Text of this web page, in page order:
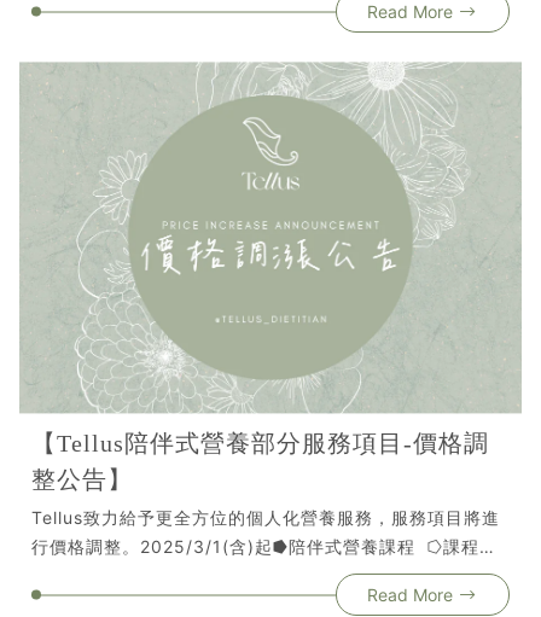
會把 iPhone 17 Pro、Apple Watch、AirPods Pro 3 等
在 2025/12/01~2025/12/31 購買課程，不論新約/續約皆
可獲得抽獎券✅ 營養課程🔸1個月 (1張)🔸2個月 (2張)🔸
3個月 (4張)🔸續約4個月 (5張)🔸活動期間限一人購置一張
合約🎉 抽獎日期 2026/01/02 (五) 晚上9點📍Movewell
安平館-官方FaceBook直播抽獎，不見不散！🎁 領獎期
限 收到中獎通知後，需於2026/02/02 (一)前完成領取 (含
課程獎項之合約簽署)立即預約體驗，把握最後一波中獎機會
👈⎯ ⎯ ⎯ ⎯Tellus陪伴式營養⎯ ⎯ ⎯ ⎯國考營養師一對一指
導，吃出健康與自信📍 營養師一對一課程｜線上視訊｜實
體門市📍 台南市南區西門路一段300巷50號⚠該活動注意
事項⚠1. 摸彩券須投入抽獎箱，對獎聯請妥善保管2. 抽獎將
於Movewell安平館-官方FaceBook直播3. 直播後公布得獎
名單，5個工作天內電話通知4. 領獎須出示身分證與對獎聯
5. 所有獎項皆不得兌現、折抵或轉讓6. iPhone 得獎者須支
付 10% 機會中獎所得稅7. 所有獎項需本人親自至選定場館
領取8. 不抽取備選名單，逾期未領獎視為充公9. 課程獎項
合約 2026/02/02 前完成，逾期作廢10. 若資料不完整或無
法聯繫，視同放棄資格11. Tellus陪伴式營養保有最終解釋
權與活動修改權#Tellus陪伴式營養 #台南營養師 #營養師
Read More
【Tellus陪伴式營養部分服務項目-價格調
整公告】
Tellus致力給予更全方位的個人化營養服務，服務項目將進
行價格調整。2025/3/1(含)起⭓陪伴式營養課程 ⭔課程費
用調整 ▹1個月營養認知 $𝟗,𝟎𝟎𝟎 ▹2個月身體修復
$𝟏𝟕,𝟎𝟎𝟎 ($8,500/月) ▹3個月體質改變 $𝟐𝟒,𝟎𝟎𝟎
Read More